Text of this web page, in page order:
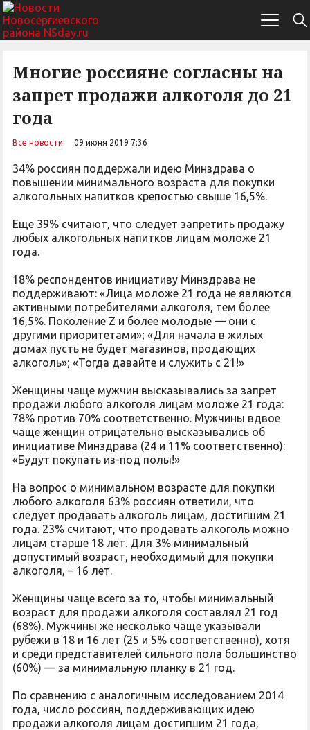
Многие россияне согласны на
запрет продажи алкоголя до 21
года
Все новости 09 июня 2019 7:36
34% россиян поддержали идею Минздрава о
повышении минимального возраста для покупки
алкогольных напитков крепостью свыше 16,5%.
Еще 39% считают, что следует запретить продажу
любых алкогольных напитков лицам моложе 21
года.
18% респондентов инициативу Минздрава не
поддерживают: «Лица моложе 21 года не являются
активными потребителями алкоголя, тем более
16,5%. Поколение Z и более молодые — они с
другими приоритетами»; «Для начала в жилых
домах пусть не будет магазинов, продающих
алкоголь»; «Тогда давайте и служить с 21!»
Женщины чаще мужчин высказывались за запрет
продажи любого алкоголя лицам моложе 21 года:
78% против 70% соответственно. Мужчины вдвое
чаще женщин отрицательно высказывались об
инициативе Минздрава (24 и 11% соответственно):
«Будут покупать из-под полы!»
На вопрос о минимальном возрасте для покупки
любого алкоголя 63% россиян ответили, что
следует продавать алкоголь лицам, достигшим 21
года. 23% считают, что продавать алкоголь можно
лицам старше 18 лет. Для 3% минимальный
допустимый возраст, необходимый для покупки
алкоголя, – 16 лет.
Женщины чаще всего за то, чтобы минимальный
возраст для продажи алкоголя составлял 21 год
(68%). Мужчины же несколько чаще указывали
рубежи в 18 и 16 лет (25 и 5% соответственно), хотя
и среди представителей сильного пола большинство
(60%) — за минимальную планку в 21 год.
По сравнению с аналогичным исследованием 2014
года, число россиян, поддерживающих идею
продажи алкоголя лицам достигшим 21 года,